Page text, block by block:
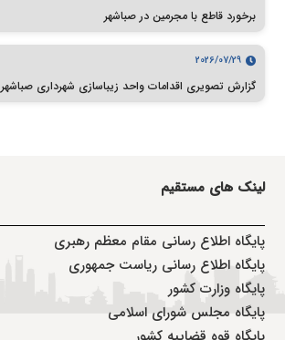
برخورد قاطع با مجرمین در صباشهر
2026/07/29
گزارش تصویری اقدامات واحد زیباسازی شهرداری صباشهر
لینک های مستقیم
پایگاه اطلاع رسانی مقام معظم رهبری
پایگاه اطلاع رسانی ریاست جمهوری
پایگاه وزارت کشور
پایگاه مجلس شورای اسلامی